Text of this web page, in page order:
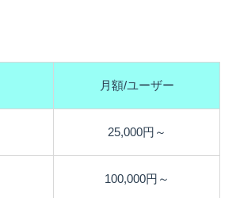
月額/ユーザー
25,000円～
100,000円～